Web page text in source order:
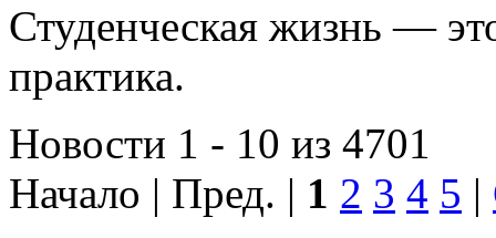
Студенческая жизнь —
практика.
Новости 1 - 10 из 4701
Начало | Пред. | 1 2 3 4 5 |